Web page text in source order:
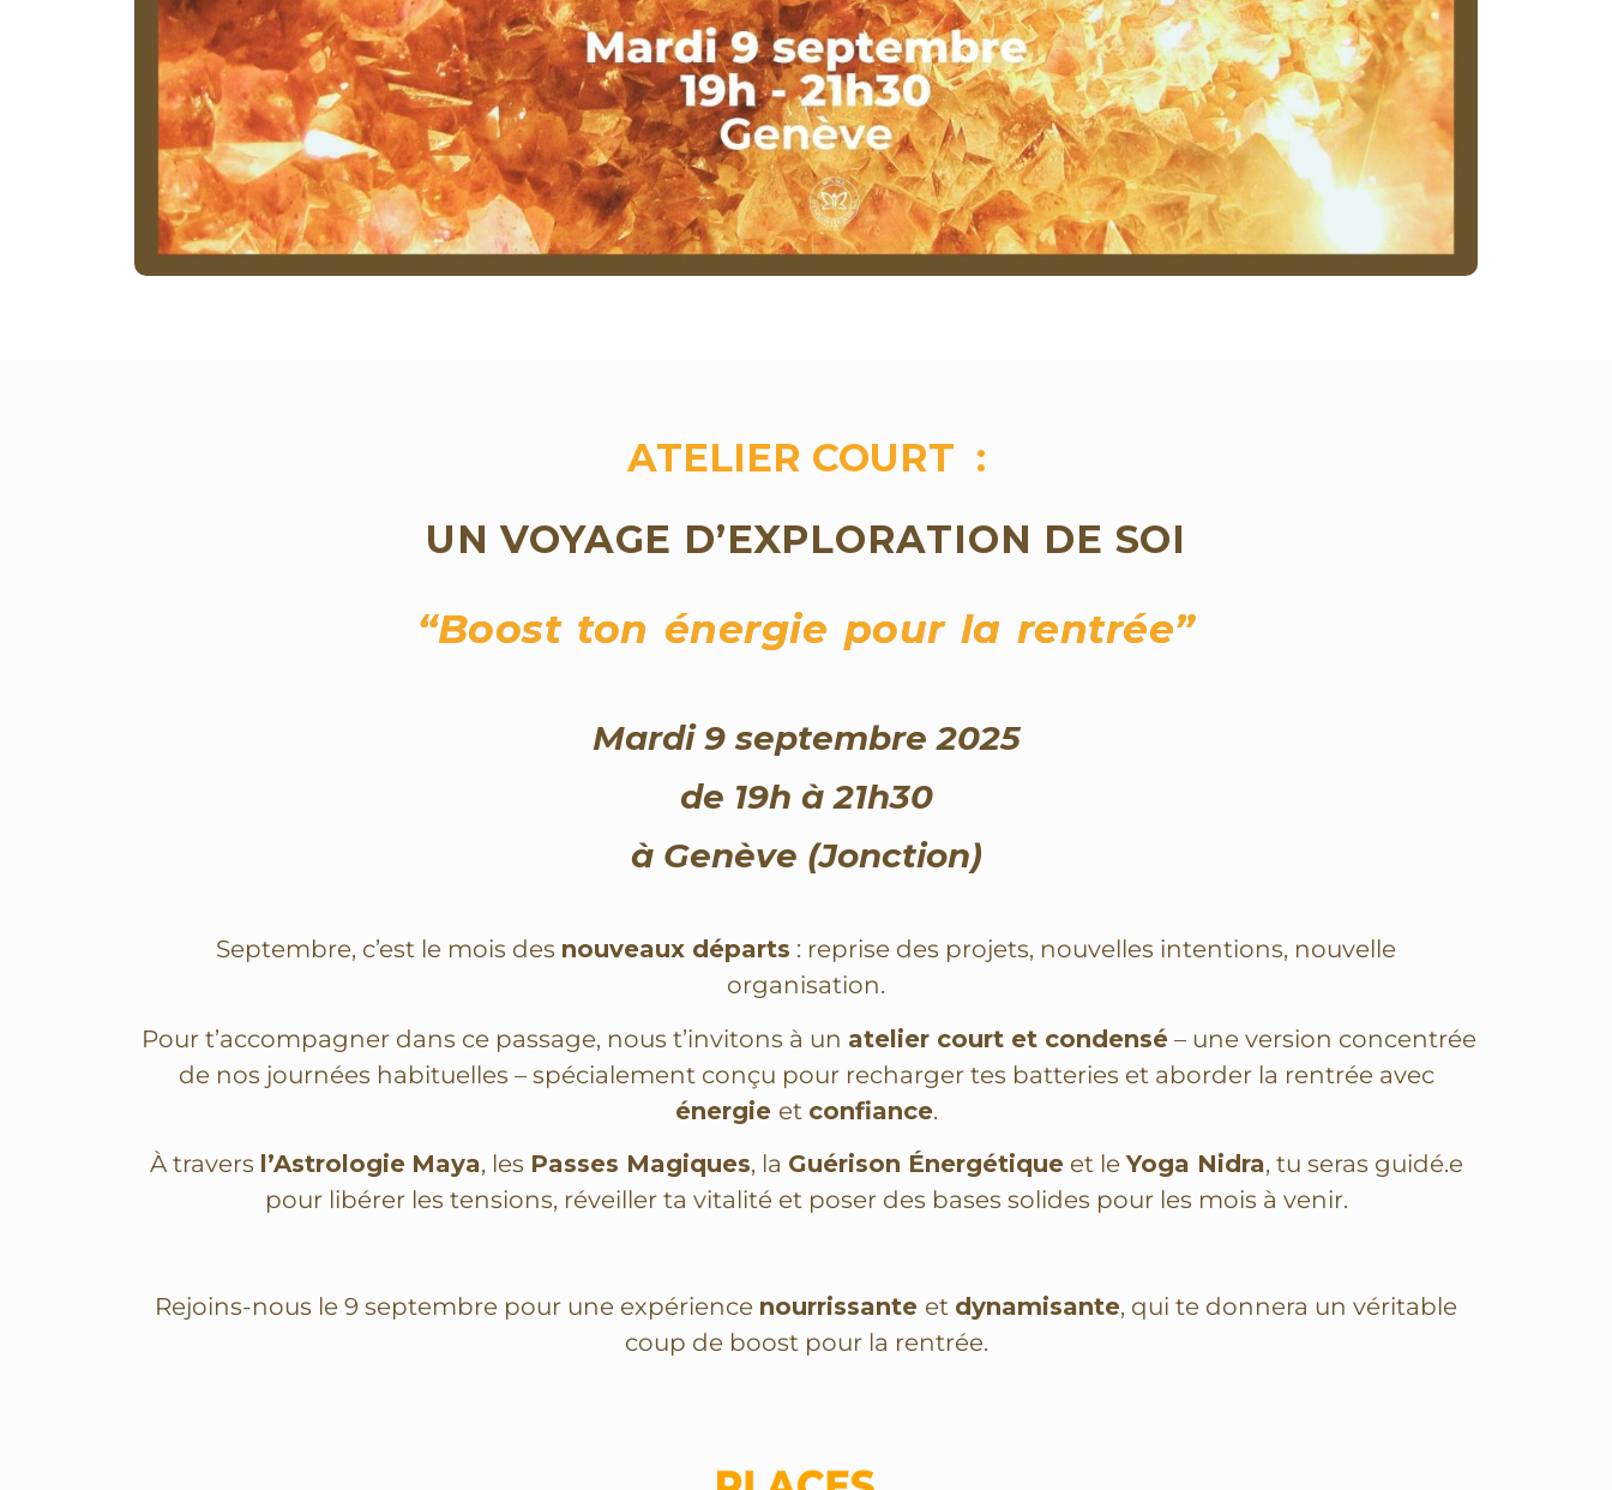
ATELIER COURT :
UN VOYAGE D’EXPLORATION DE SOI
“Boost ton énergie pour la rentrée”
Mardi9 septembre 2025
de 19h à 21h30
à Genève (Jonction)
Septembre, c’est le mois des nouveaux départs : reprise des projets, nouvelles intentions, nouvelle
organisation.
Pour t’accompagner dans ce passage, nous t’invitons à un atelier court et condensé – une version concentrée
de nos journées habituelles – spécialement conçu pour recharger tes batteries et aborder la rentrée avec
énergie et confiance.
À travers l’Astrologie Maya, les Passes Magiques, la Guérison Énergétiqueet leYoga Nidra, tu seras guidé.e
pour libérer les tensions, réveiller ta vitalité et poser des bases solides pour les mois à venir.
Rejoins-nous le 9 septembre pour une expérience nourrissante et dynamisante, qui te donnera un véritable
coup de boost pour la rentrée.